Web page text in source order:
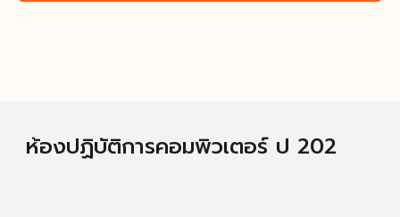
ห้องปฏิบัติการคอมพิวเตอร์ ป 202